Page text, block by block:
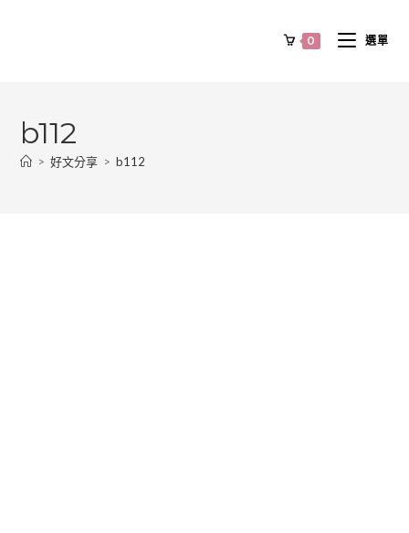
0 選單
b112
> 好文分享 > b112